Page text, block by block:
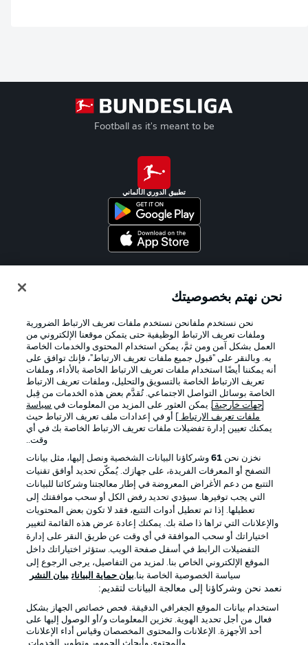
Football as it's meant to be
تطبيق الدوري الألماني
الإعلانات الإخطارات القانونية
شروط الاستخدام القنوات الناقلة
الوظائف جهة النشر
تواصل معنا اللاعبون
نحن نهتم بخصوصيتك
نحن نستخدم ملفانحن نستخدم ملفات تعريف الارتباط الضرورية
وملفات تعريف الارتباط الوظيفية حتى يتمكن موقعنا الإلكتروني من
العمل بشكل آمن ومن ثمَّ، يمكن استخدام المحتوى والخدمات الخاصة
به. وبالنقر على "قبول جميع ملفات تعريف الارتباط"، فإنك توافق على
أنه يمكننا أيضًا استخدام ملفات تعريف الارتباط الخاصة بالأداء، وملفات
تعريف الارتباط الخاصة بالتسويق والتحليل، وملفات تعريف الارتباط
الخاصة بوسائل التواصل الاجتماعي. تُقدَّم بعض هذه الخدمات من قِبل
جهات خارجية . يمكن العثور على المزيد من المعلومات في سياسة
ملفات تعريف الارتباط
] أو في إعدادات ملف تعريف الارتباط حيث
يمكنك تعيين إدارة تفضيلات ملفات تعريف الارتباط الخاصة بك في أي
وقت..
نخزن نحن 61وشركاؤنا البيانات الشخصية ونصل إليها، مثل بيانات
التصفح أو المعرفات الفريدة، على جهازك. يُمكّن تحديد أوافق تقنيات
التتبع من دعم الأغراض المعروضة في إطار معالجتنا وشركائنا للبيانات
التي يجب توفيرها. سيؤدي تحديد رفض الكل أو سحب موافقتك إلى
تعطيلها. إذا تم تعطيل أدوات التتبع، فقد لا تكون بعض المحتويات
والإعلانات التي تراها ذا صلة بك. يمكنك إعادة عرض هذه القائمة لتغيير
اختياراتك أو سحب الموافقة في أي وقت عن طريق النقر على إدارة
التفضيلات الرابط في أسفل صفحة الويب. ستؤثر اختياراتك داخل
الموقع الإلكتروني الخاص بنا. لمزيد من التفاصيل، يرجى الرجوع إلى
سياسة الخصوصية الخاصة بنا.بيان حماية البيانات بيان النشر
نعمد نحن وشركاؤنا إلى معالجة البيانات لتقديم:
استخدام بيانات الموقع الجغرافي الدقيقة. فحص خصائص الجهاز بشكل
فعال من أجل تحديد الهوية. تخزين المعلومات و/أو الوصول إليها على
أحد الأجهزة. الإعلانات والمحتوى المخصصان وقياس أداء الإعلانات